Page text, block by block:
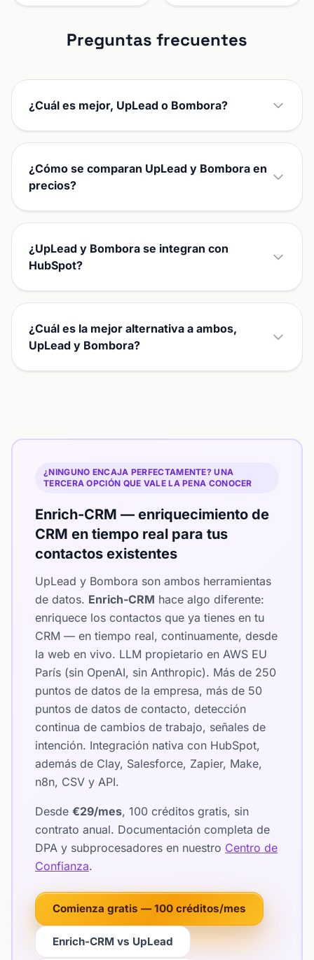
Preguntas frecuentes
¿Cuál es mejor, UpLead o Bombora?
¿Cómo se comparan UpLead y Bombora en
precios?
¿UpLead y Bombora se integran con
HubSpot?
¿Cuál es la mejor alternativa a ambos,
UpLead y Bombora?
¿NINGUNO ENCAJA PERFECTAMENTE? UNA
TERCERA OPCIÓN QUE VALE LA PENA CONOCER
Enrich-CRM — enriquecimiento de
CRM en tiempo real para tus
contactos existentes
UpLead y Bombora son ambos herramientas
de datos. Enrich-CRM hace algo diferente:
enriquece los contactos que ya tienes en tu
CRM — en tiempo real, continuamente, desde
la web en vivo. LLM propietario en AWS EU
París (sin OpenAI, sin Anthropic). Más de 250
puntos de datos de la empresa, más de 50
puntos de datos de contacto, detección
continua de cambios de trabajo, señales de
intención. Integración nativa con HubSpot,
además de Clay, Salesforce, Zapier, Make,
n8n, CSV y API.
Desde €29/mes, 100 créditos gratis, sin
contrato anual. Documentación completa de
DPA y subprocesadores en nuestro Centro de
Confianza.
Comienza gratis — 100 créditos/mes
Enrich-CRM vs UpLead